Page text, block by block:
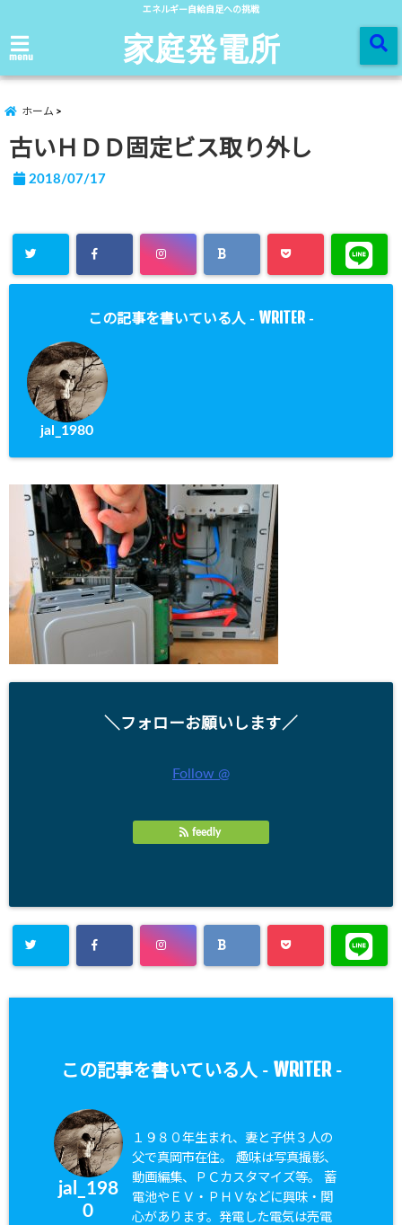
エネルギー自給自足への挑戦
menu 家庭発電所
ホーム
古いＨＤＤ固定ビス取り外し
2018/07/17
この記事を書いている人 - WRITER -
jal_1980
＼フォローお願いします／
Follow @
feedly
この記事を書いている人 - WRITER-
jal_198
0
１９８０年生まれ、妻と子供３人の
父で真岡市在住。 趣味は写真撮影、
動画編集、ＰＣカスタマイズ等。 蓄
電池やＥＶ・ＰＨＶなどに興味・関
心があります。発電した電気は売電